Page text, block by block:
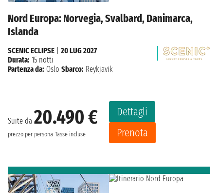
Nord Europa: Norvegia, Svalbard, Danimarca,
Islanda
Suite da 20.490 €
prezzo per persona Tasse incluse
Dettagli
Prenota
SCENIC ECLIPSE
20 LUG 2027
Durata: 15 notti
Partenza da: Oslo Sbarco: Reykjavik